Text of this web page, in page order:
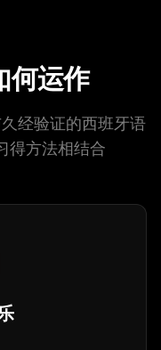
运作
经验证的西班牙语
得方法相结合